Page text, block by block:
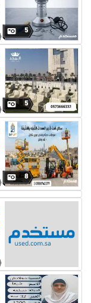
5
5
8